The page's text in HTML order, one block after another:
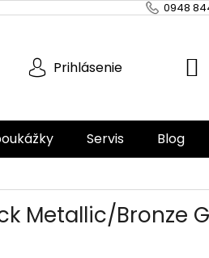
0948
Prihlásenie
Servis Blog
Metallic/Bronze